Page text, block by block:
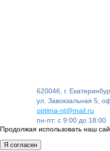
620046, г.
ул. Завокзальная 5,
optima-nt@mail.ru
пн-пт: с 9:00 до 18:00
Продолжая использовать наш
Я согласен